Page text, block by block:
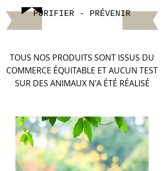
PURIFIER - PRÉVENIR
TOUS NOS PRODUITS SONT ISSUS DU
COMMERCE ÉQUITABLE ET AUCUN TEST
SUR DES ANIMAUX N'A ÉTÉ RÉALISÉ